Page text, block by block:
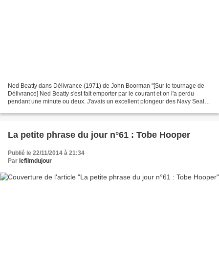
Ned Beatty dans Délivrance (1971) de John Boorman "[Sur le tournage de
Délivrance] Ned Beatty s'est fait emporter par le courant et on l'a perdu
pendant une minute ou deux. J'avais un excellent plongeur des Navy Seals
La petite phrase du jour n°61 : Tobe Hooper
Publié le 22/11/2014 à 21:34
Par lefilmdujour